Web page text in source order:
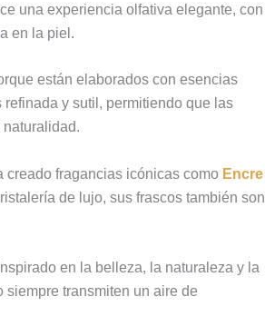
una experiencia olfativa elegante, con
en la piel.
están elaborados con esencias
y sutil, permitiendo que las
creado fragancias icónicas como Encre
de lujo, sus frascos también son
en la belleza, la naturaleza y la
transmiten un aire de